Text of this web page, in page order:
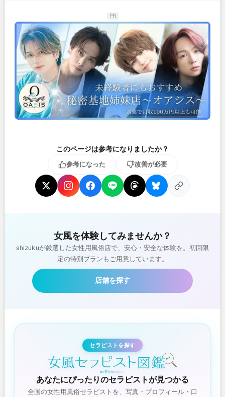
PR
このページは参考になりましたか？
参考になった 改善が必要
女風を体験してみませんか？
shizukuが厳選した女性用風俗店で、安心・安全な体験を。初回限
定の特別プランもご用意しています。
店舗を探す
セラピストを探す
あなたにぴったりのセラピストが見つかる
全国の女性用風俗セラピストを、写真・プロフィール・口